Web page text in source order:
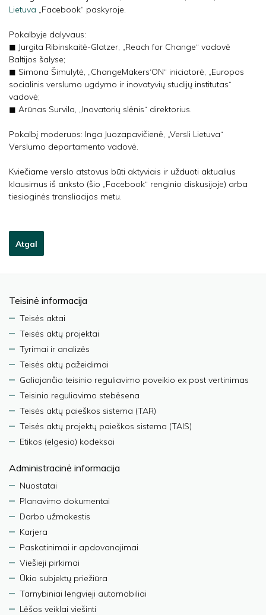
Lietuva „Facebook“ paskyroje.
Pokalbyje dalyvaus:
◼ Jurgita Ribinskaitė-Glatzer, „Reach for Change“ vadovė
Baltijos šalyse;
◼ Simona Šimulytė, „ChangeMakers‘ON“ iniciatorė, „Europos
socialinis verslumo ugdymo ir inovatyvių studijų institutas“
vadovė;
◼ Arūnas Survila, „Inovatorių slėnis“ direktorius.
Pokalbį moderuos: Inga Juozapavičienė, „Versli Lietuva“
Verslumo departamento vadovė.
Kviečiame verslo atstovus būti aktyviais ir užduoti aktualius
klausimus iš anksto (šio „Facebook“ renginio diskusijoje) arba
tiesioginės transliacijos metu.
Atgal
Teisinė informacija
Teisės aktai
Teisės aktų projektai
Tyrimai ir analizės
Teisės aktų pažeidimai
Galiojančio teisinio reguliavimo poveikio ex post vertinimas
Teisinio reguliavimo stebėsena
Teisės aktų paieškos sistema (TAR)
Teisės aktų projektų paieškos sistema (TAIS)
Etikos (elgesio) kodeksai
Administracinė informacija
Nuostatai
Planavimo dokumentai
Darbo užmokestis
Karjera
Paskatinimai ir apdovanojimai
Viešieji pirkimai
Ūkio subjektų priežiūra
Tarnybiniai lengvieji automobiliai
Lėšos veiklai viešinti